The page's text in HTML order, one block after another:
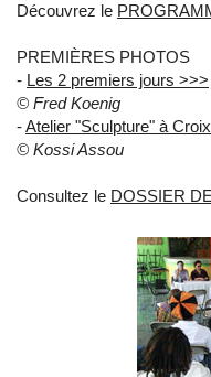
Découvrez le
PREMIÈRES PHOTOS
- Les 2 premiers jours >>>
© Fred Koenig
-Atelier "Sculpture" à
© Kossi Assou
Consultez le DOSSIER